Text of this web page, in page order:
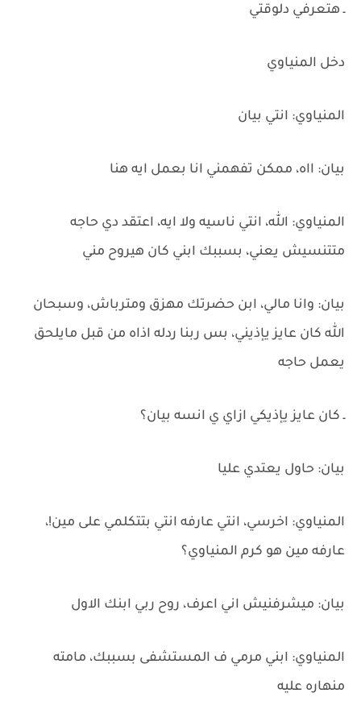
ـ هتعرفي دلوقتي
دخل المنياوي
المنياوي: انتي بيان
بيان: ااه، ممكن تفهمني انا بعمل ايه هنا
المنياوي: الله، انتي ناسيه ولا ايه، اعتقد دي حاجه
متتنسيش يعني، بسببك ابني كان هيروح مني
بيان: وانا مالي، ابن حضرتك مهزق ومترباش، وسبحان
الله كان عايز يإذيني، بس ربنا ردله اذاه من قبل مايلحق
يعمل حاجه
ـ كان عايز يإذيكي ازاي ي انسه بيان؟
بيان: حاول يعتدي عليا
المنياوي: اخرسي، انتي عارفه انتي بتتكلمي على مين!،
عارفه مين هو كرم المنياوي؟
بيان: ميشرفنيش اني اعرف، روح ربي ابنك الاول
المنياوي: ابني مرمي ف المستشفى بسببك، مامته
منهاره عليه